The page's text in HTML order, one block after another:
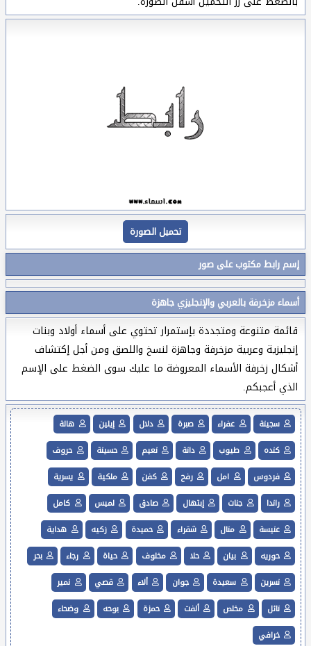
تحميل الصورة
إسم رابط مكتوب على صور
أسماء مزخرفة بالعربي والإنجليزي جاهزة
قائمة متنوعة ومتجددة بإستمرار تحتوي على أسماء أولاد وبنات
إنجليزية وعربية مزخرفة وجاهزة لنسخ واللصق ومن أجل إكتشاف
أشكال زخرفة الأسماء المعروضة ما عليك سوى الضغط على الإسم
الذي أعجبكم.
سجينة عفراء صبرة دلال إيلين
هالة
كنده
طيوب دانة نعيم حسينة
حروف
فردوس
امل رفح كفن ملكية
يسرية
راندا
جنات إبتهال صادق لميس
كامل
عنيسة
منال شقراء حميدة زكيه
هداية
حوريه
بيان حلا مخلوف حياة رجاء
بحر
نسرين
سعيدة جوان ألاء قصي
نمير
نائل
مخلص ألفت حمزة بوحه
وضحاء
خرافي